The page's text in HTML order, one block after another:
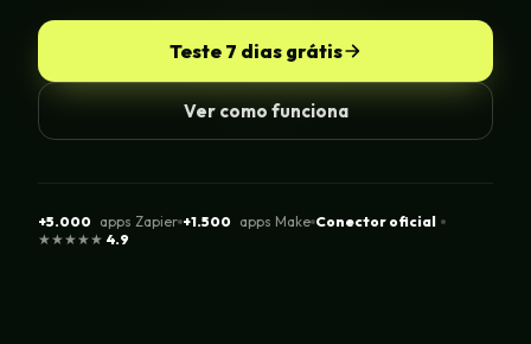
Teste 7 dias grátis
Ver como funciona
+5.000 apps Zapier +1.500 apps Make Conector oficial
★★★★★ 4.9